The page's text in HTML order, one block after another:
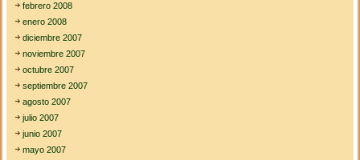
febrero 2008
enero 2008
diciembre 2007
noviembre 2007
octubre 2007
septiembre 2007
agosto 2007
julio 2007
junio 2007
mayo 2007